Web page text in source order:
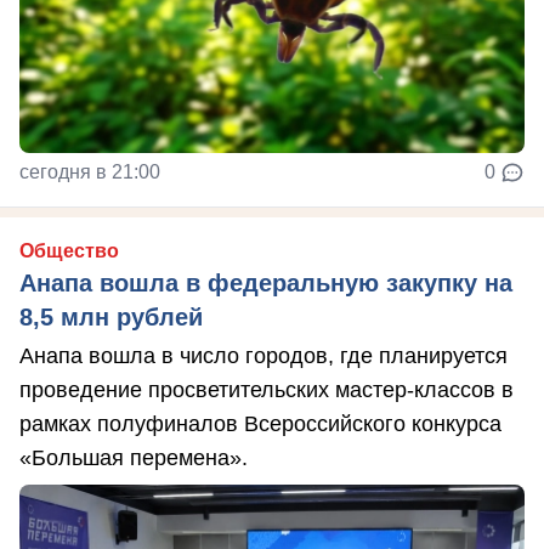
сегодня в 21:00 0
Общество
Анапа вошла в федеральную закупку на
8,5 млн рублей
Анапа вошла в число городов, где планируется
проведение просветительских мастер-классов в
рамках полуфиналов Всероссийского конкурса
«Большая перемена».